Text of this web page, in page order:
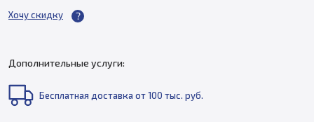
Хочу скидку
Дополнительные услуги:
Бесплатная доставка от 100 тыс. руб.